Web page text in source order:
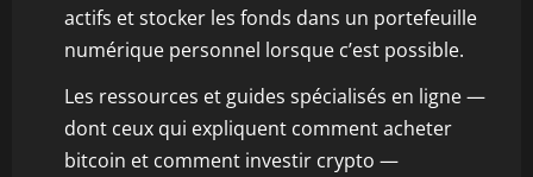
actifs et stocker les fonds dans un portefeuille
numérique personnel lorsque c’est possible.
Les ressources et guides spécialisés en ligne —
dont ceux qui expliquent comment acheter
bitcoin et comment investir crypto —